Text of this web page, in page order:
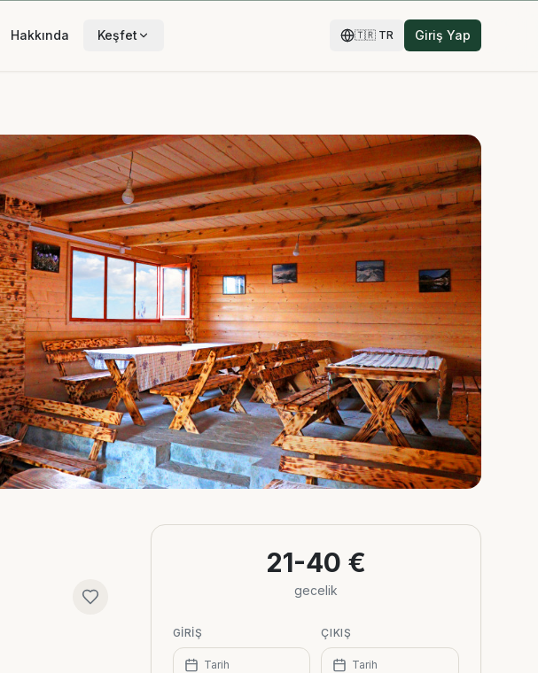
Hakkında Keşfet 🇹🇷 TR Giriş Yap
21-40 €
gecelik
GIRIŞ
Tarih
ÇIKIŞ
Tarih